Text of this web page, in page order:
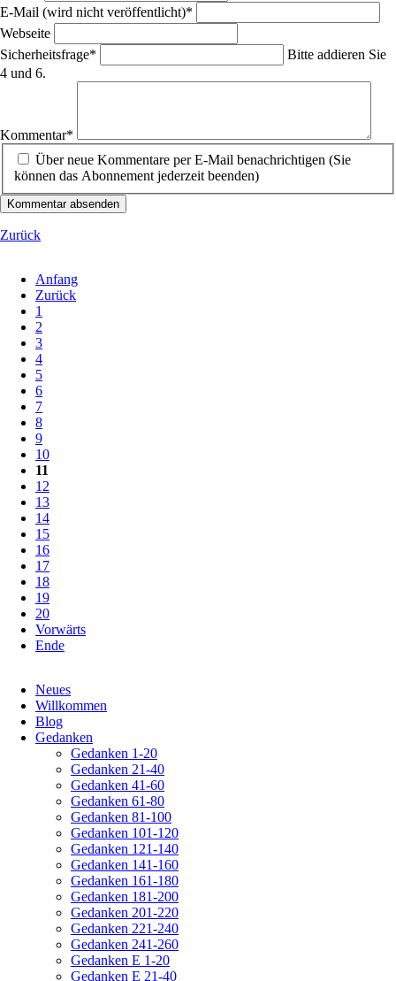
Pflichtfeld
E-Mail (wird nicht veröffentlicht)*
Webseite
Pflichtfeld
Sicherheitsfrage*
Bitte addieren Sie
4 und 6.
Kommentar*
Über neue Kommentare per E-Mail benachrichtigen (Sie
können das Abonnement jederzeit beenden)
Kommentar absenden
Zurück
Anfang
Zurück
1
2
3
4
5
6
7
8
9
10
11
12
13
14
15
16
17
18
19
20
Vorwärts
Ende
überspringen
Neues
Willkommen
Blog
Gedanken
Gedanken 1-20
Gedanken 21-40
Gedanken 41-60
Gedanken 61-80
Gedanken 81-100
Gedanken 101-120
Gedanken 121-140
Gedanken 141-160
Gedanken 161-180
Gedanken 181-200
Gedanken 201-220
Gedanken 221-240
Gedanken 241-260
Gedanken E 1-20
Gedanken E 21-40